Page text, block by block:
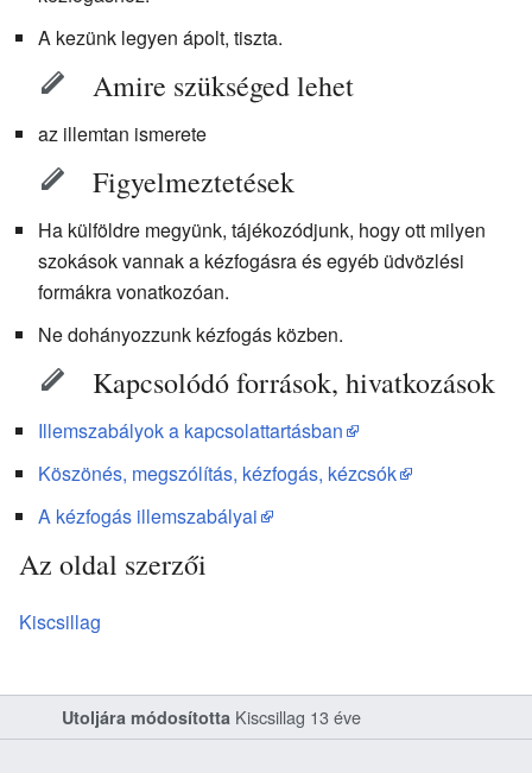
A kezünk legyen ápolt, tiszta.
Amire szükséged lehet
az illemtan ismerete
Figyelmeztetések
Ha külföldre megyünk, tájékozódjunk, hogy ott milyen
szokások vannak a kézfogásra és egyéb üdvözlési
formákra vonatkozóan.
Ne dohányozzunk kézfogás közben.
Kapcsolódó források, hivatkozások
Illemszabályok a kapcsolattartásban
Köszönés, megszólítás, kézfogás, kézcsók
A kézfogás illemszabályai
Az oldal szerzői
Kiscsillag
Utoljára módosította Kiscsillag 13 éve